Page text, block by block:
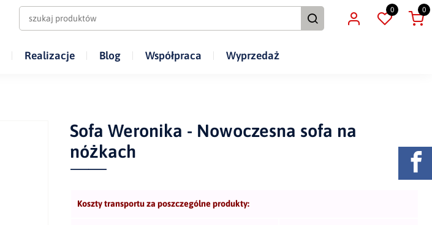
0 0
Realizacje Blog Współpraca Wyprzedaż
Sofa Weronika - Nowoczesna sofa na
nóżkach
Koszty transportu za poszczególne produkty: